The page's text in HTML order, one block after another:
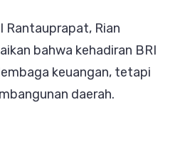
Rantauprapat, Rian
bahwa kehadiran BRI
keuangan, tetapi
daerah.